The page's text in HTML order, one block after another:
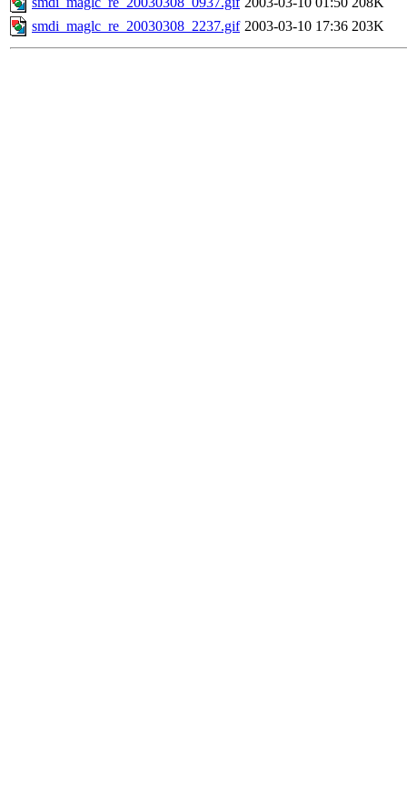
smdi_maglc_re_20030308_2237.gif 2003-03-10 17:36 203K